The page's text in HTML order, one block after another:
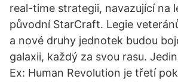
real-time strategii, navazující na
původní StarCraft. Legie
a nové druhy jednotek budou
galaxii, každý za svou rasu.
Ex: Human Revolution je třetí